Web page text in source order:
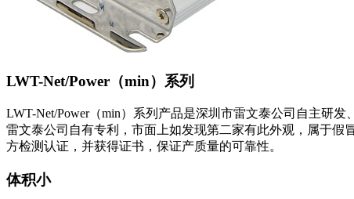
LWT-Net/Power（min）系列
LWT-Net/Power（min）系列产品是深圳市雷文泰公司自主研
雷文泰公司自有专利，市面上如发现第二家有此外观，属于假
方检测认证，并获得证书，保证产质量的可靠性。
体积小